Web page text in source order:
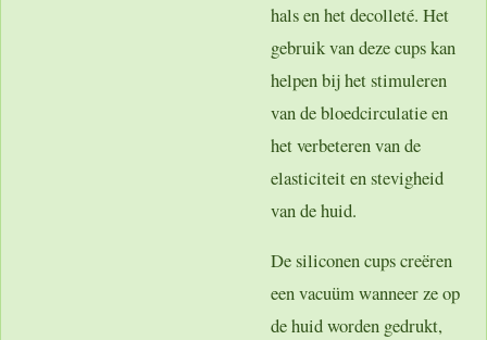
hals en het decolleté. Het
gebruik van deze cups kan
helpen bij het stimuleren
van de bloedcirculatie en
het verbeteren van de
elasticiteit en stevigheid
van de huid.
De siliconen cups creëren
een vacuüm wanneer ze op
de huid worden gedrukt,